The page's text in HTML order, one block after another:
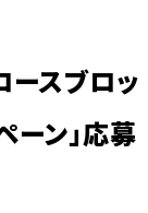
ースブロッ
ーン」応募